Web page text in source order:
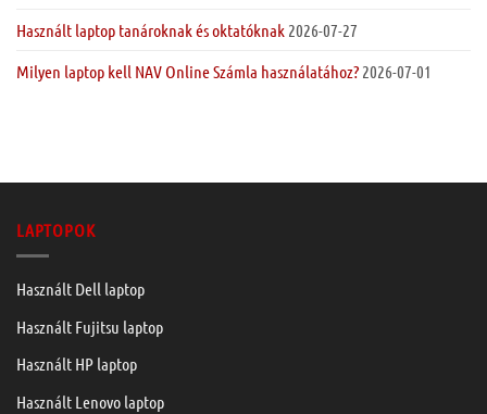
Használt laptop tanároknak és oktatóknak 2026-07-27
Milyen laptop kell NAV Online Számla használatához? 2026-07-01
LAPTOPOK
Használt Dell laptop
Használt Fujitsu laptop
Használt HP laptop
Használt Lenovo laptop